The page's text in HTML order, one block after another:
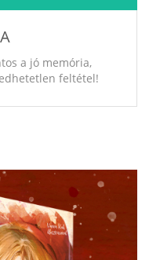
a jó memória,
feltétel!